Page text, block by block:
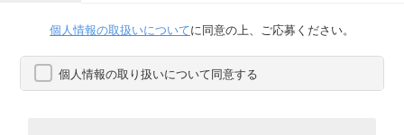
個人情報の取扱いについてに同意の上、ご応募ください。
個人情報の取り扱いについて同意する